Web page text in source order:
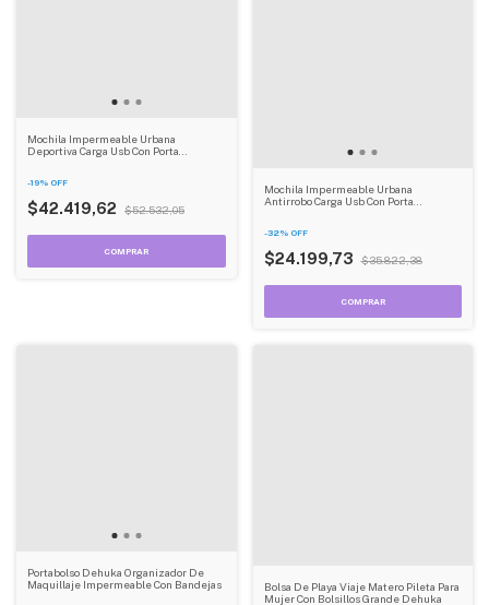
Mochila Impermeable Urbana
Deportiva Carga Usb Con Porta
-19% OFF
$42.419,62 $52.532,05
Mochila Impermeable Urbana
Antirrobo Carga Usb Con Porta
-32% OFF
$24.199,73 $35.822,38
Portabolso Dehuka Organizador De
Maquillaje Impermeable Con Bandejas
Bolsa De Playa Viaje Matero Pileta Para
Mujer Con Bolsillos Grande Dehuka